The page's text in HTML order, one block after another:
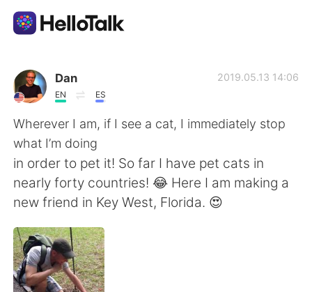
Sprachaustausch-App
AI Grammar Checker
Deutsch
English 简体中文
繁體中文
العربية
Dan
EN ES
2019.05.13 14:06
Wherever I am, if I see a cat, I immediately stop
what I’m doing
in order to pet it! So far I have pet cats in
nearly forty countries! 😂 Here I am making a
new friend in Key West, Florida. 😍